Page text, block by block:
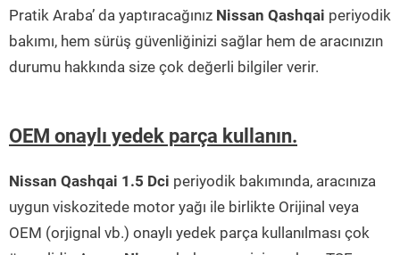
Pratik Araba’ da yaptıracağınız Nissan Qashqai periyodik
bakımı, hem sürüş güvenliğinizi sağlar hem de aracınızın
durumu hakkında size çok değerli bilgiler verir.
OEM onaylı yedek parça kullanın.
Nissan Qashqai 1.5 Dci periyodik bakımında, aracınıza
uygun viskozitede motor yağı ile birlikte Orijinal veya
OEM (orjignal vb.) onaylı yedek parça kullanılması çok